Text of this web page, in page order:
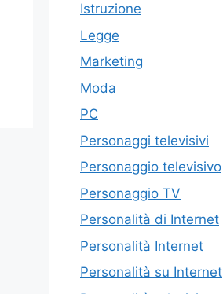
Istruzione
Legge
Marketing
Moda
PC
Personaggi televisivi
Personaggio televisivo
Personaggio TV
Personalità di Internet
Personalità Internet
Personalità su Internet